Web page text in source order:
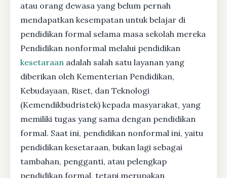
atau orang dewasa yang belum pernah
mendapatkan kesempatan untuk belajar di
pendidikan formal selama masa sekolah mereka
Pendidikan nonformal melalui pendidikan
kesetaraan adalah salah satu layanan yang
diberikan oleh Kementerian Pendidikan,
Kebudayaan, Riset, dan Teknologi
(Kemendikbudristek) kepada masyarakat, yang
memiliki tugas yang sama dengan pendidikan
formal. Saat ini, pendidikan nonformal ini, yaitu
pendidikan kesetaraan, bukan lagi sebagai
tambahan, pengganti, atau pelengkap
pendidikan formal, tetapi merupakan